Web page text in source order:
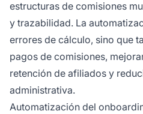
estructuras de comisiones
y trazabilidad. La
errores de cálculo, sino que
pagos de comisiones,
retención de afiliados y
administrativa.
Automatización del